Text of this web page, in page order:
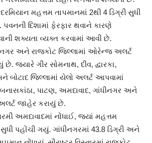
મહત્તમ તાપમાનમાં 2થી 4 ડિગ્રી સુધી
પવનની દિશામાં ફેરફાર થવાને કારણે
શક્યતા વ્યક્ત કરવામાં આવી છે.
અને રાજકોટ જિલ્લામાં ઓરેન્જ અલર્ટ
જ્યારે ગીર સોમનાથ, દીવ, દ્વારકા,
બોટાદ જિલ્લામાં યેલો અલર્ટ આપવામાં
પાટણ, અમદાવાદ, ગાંધીનગર અને
જાહેર કરાયું છે.
અમદાવાદમાં નોંધાઈ, જ્યાં મહત્તમ
સુધી પહોંચી ગયું. ગાંધીનગરમાં 43.8 ડિગ્રી અને